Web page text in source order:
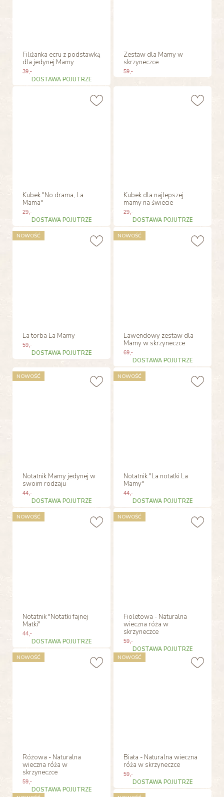
Filiżanka ecru z podstawką
dla jedynej Mamy
39,-
DOSTAWA POJUTRZE
Zestaw dla Mamy w
skrzyneczce
59 ,-
Kubek "No drama, La
Mama"
29,-
DOSTAWA POJUTRZE
Kubek dla najlepszej
mamy na świecie
29 ,-
DOSTAWA POJUTRZE
La torba La Mamy
59,-
DOSTAWA POJUTRZE
NOWOŚĆ
Lawendowy zestaw dla
Mamy w skrzyneczce
69 ,-
DOSTAWA POJUTRZE
NOWOŚĆ
Notatnik Mamy jedynej w
swoim rodzaju
44,-
DOSTAWA POJUTRZE
NOWOŚĆ
Notatnik "La notatki La
Mamy"
44 ,-
DOSTAWA POJUTRZE
NOWOŚĆ
Notatnik "Notatki fajnej
Matki"
44,-
DOSTAWA POJUTRZE
NOWOŚĆ
Fioletowa - Naturalna
wieczna róża w
skrzyneczce
59 ,-
DOSTAWA POJUTRZE
NOWOŚĆ
Różowa - Naturalna
wieczna róża w
skrzyneczce
59,-
DOSTAWA POJUTRZE
NOWOŚĆ
Biała - Naturalna wieczna
róża w skrzyneczce
59 ,-
DOSTAWA POJUTRZE
NOWOŚĆ